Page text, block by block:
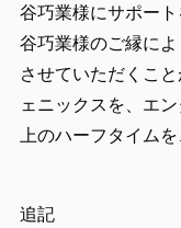
谷巧業様にサポー
谷巧業様のご縁に
させていただくこ
ェニックスを、エ
上のハーフタイムを
追記